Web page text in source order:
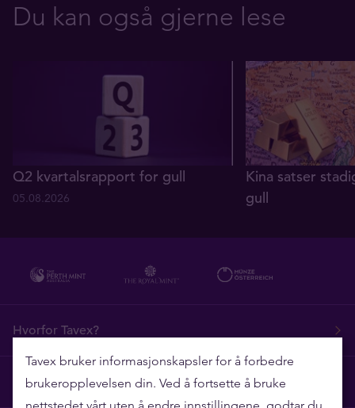
Du kan også gjerne lese
Q2 kvartalsrapport for gull
05.08.2026
Kina satser
gull
Hvorfor Tavex?
Ofte stilte spørsmål
Tavex bruker informasjonskapsler for å forbedre
brukeropplevelsen din. Ved å fortsette å bruke